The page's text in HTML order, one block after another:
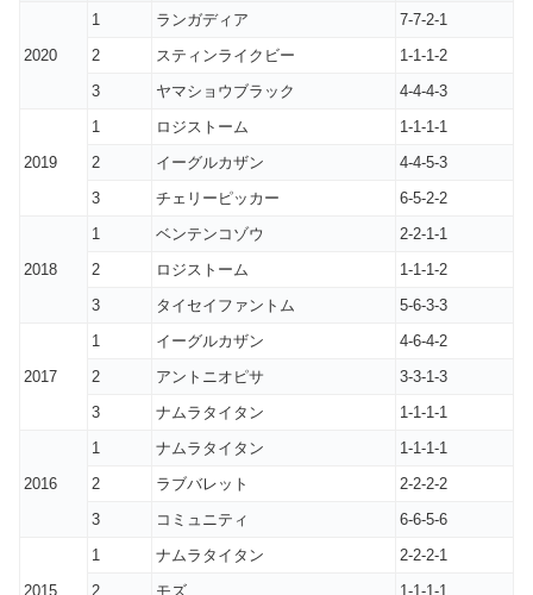
2020
1 ランガディア
7-7-2-1
2
スティンライクビー
1-1-1-2
3
ヤマショウブラック 4-4-4-3
2019
1 ロジストーム
1-1-1-1
2
イーグルカザン
4-4-5-3
3
チェリーピッカー 6-5-2-2
2018
1 ベンテンコゾウ
2-2-1-1
2
ロジストーム
1-1-1-2
3
タイセイファントム 5-6-3-3
2017
1 イーグルカザン
4-6-4-2
2
アントニオピサ
3-3-1-3
3
ナムラタイタン 1-1-1-1
2016
1 ナムラタイタン
1-1-1-1
2
ラブバレット
2-2-2-2
3
コミュニティ 6-6-5-6
2015
1 ナムラタイタン
2-2-2-1
2
モズ 1-1-1-1